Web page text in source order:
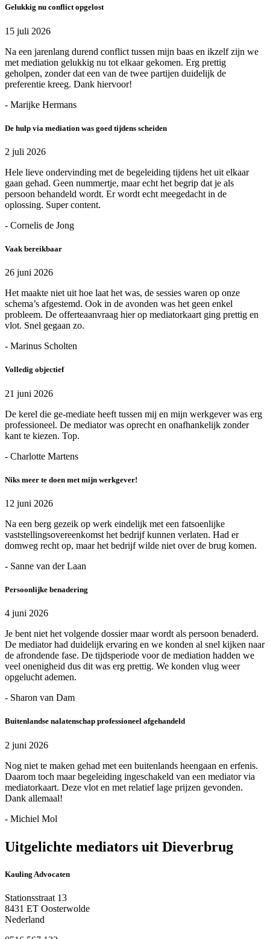
Gelukkig nu conflict opgelost
15 juli 2026
Na een jarenlang durend conflict tussen mijn baas en ikzelf zijn we
met mediation gelukkig nu tot elkaar gekomen. Erg prettig
geholpen, zonder dat een van de twee partijen duidelijk de
preferentie kreeg. Dank hiervoor!
- Marijke Hermans
De hulp via mediation was goed tijdens scheiden
2 juli 2026
Hele lieve ondervinding met de begeleiding tijdens het uit elkaar
gaan gehad. Geen nummertje, maar echt het begrip dat je als
persoon behandeld wordt. Er wordt echt meegedacht in de
oplossing. Super content.
- Cornelis de Jong
Vaak bereikbaar
26 juni 2026
Het maakte niet uit hoe laat het was, de sessies waren op onze
schema’s afgestemd. Ook in de avonden was het geen enkel
probleem. De offerteaanvraag hier op mediatorkaart ging prettig en
vlot. Snel gegaan zo.
- Marinus Scholten
Volledig objectief
21 juni 2026
De kerel die ge-mediate heeft tussen mij en mijn werkgever was erg
professioneel. De mediator was oprecht en onafhankelijk zonder
kant te kiezen. Top.
- Charlotte Martens
Niks meer te doen met mijn werkgever!
12 juni 2026
Na een berg gezeik op werk eindelijk met een fatsoenlijke
vaststellingsovereenkomst het bedrijf kunnen verlaten. Had er
domweg recht op, maar het bedrijf wilde niet over de brug komen.
- Sanne van der Laan
Persoonlijke benadering
4 juni 2026
Je bent niet het volgende dossier maar wordt als persoon benaderd.
De mediator had duidelijk ervaring en we konden al snel kijken naar
de afrondende fase. De tijdsperiode voor de mediation hadden we
veel onenigheid dus dit was erg prettig. We konden vlug weer
opgelucht ademen.
- Sharon van Dam
Buitenlandse nalatenschap professioneel afgehandeld
2 juni 2026
Nog niet te maken gehad met een buitenlands heengaan en erfenis.
Daarom toch maar begeleiding ingeschakeld van een mediator via
mediatorkaart. Deze vlot en met relatief lage prijzen gevonden.
Dank allemaal!
- Michiel Mol
Uitgelichte mediators uit Dieverbrug
Kauling Advocaten
Stationsstraat 13
8431 ET Oosterwolde
Nederland